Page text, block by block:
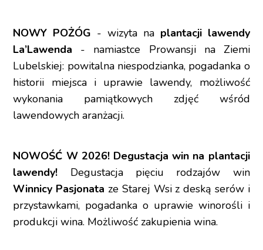
NOWY POŻÓG - wizyta na plantacji lawendy
La’Lawenda - namiastce Prowansji na Ziemi
Lubelskiej: powitalna niespodzianka, pogadanka o
historii miejsca i uprawie lawendy, możliwość
wykonania pamiątkowych zdjęć wśród
lawendowych aranżacji.
NOWOŚĆ W 2026! Degustacja win na plantacji
lawendy! Degustacja pięciu rodzajów win
Winnicy Pasjonata ze Starej Wsi z deską serów i
przystawkami, pogadanka o uprawie winorośli i
produkcji wina. Możliwość zakupienia wina.